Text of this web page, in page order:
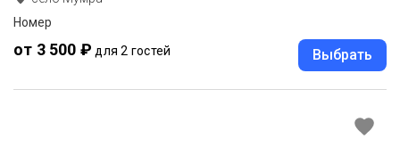
Номер
от 3 500 ₽ для 2 гостей Выбрать